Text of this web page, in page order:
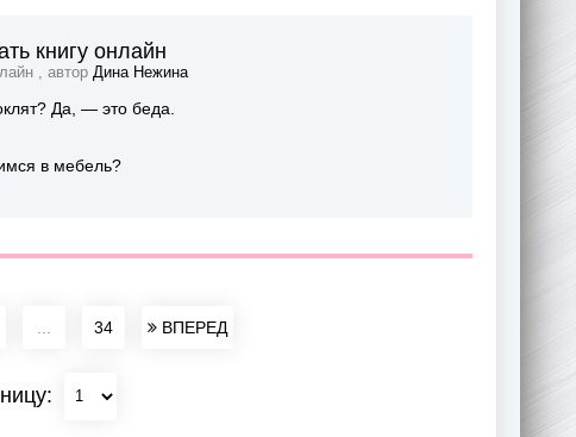
книгу онлайн
, автор Дина Нежина
Да, — это беда.
в мебель?
34 ВПЕРЕД